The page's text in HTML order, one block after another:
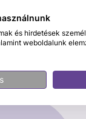
KOR SZERINT
és hirdetések
weboldalunk